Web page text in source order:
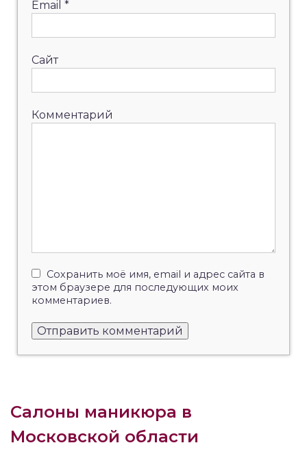
Email *
Сайт
Комментарий
Сохранить моё имя, email и адрес сайта в
этом браузере для последующих моих
комментариев.
Салоны маникюра в
Московской области